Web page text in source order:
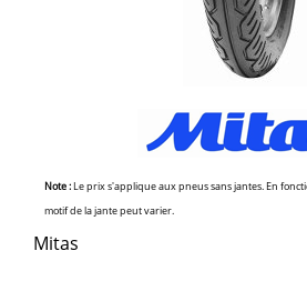
Note :Le prix s'applique aux pneus sans jantes. En
motif de la jante peut varier.
Mitas